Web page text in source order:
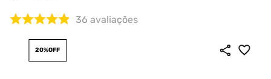
36 avaliações
20%OFF